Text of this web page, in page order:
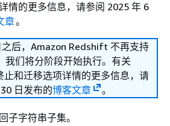
情的更多信息，请参阅 2025 年 6
章。
之后，Amazon Redshift 不再支持
我们将分阶段开始执行。有关
止和迁移选项详情的更多信息，请
日发布的博客文章 。
子字符串子集。